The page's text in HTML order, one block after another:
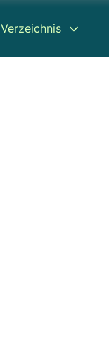
Verzeichnis